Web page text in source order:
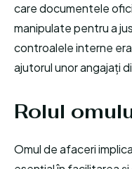
care documentele
manipulate pentru a
controalele interne
ajutorul unor angajați
Rolul
Omul de afaceri